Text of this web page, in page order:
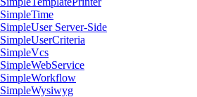
SimpleTime
SimpleUser Server-Side
SimpleUserCriteria
SimpleVcs
SimpleWebService
SimpleWorkflow
SimpleWysiwyg